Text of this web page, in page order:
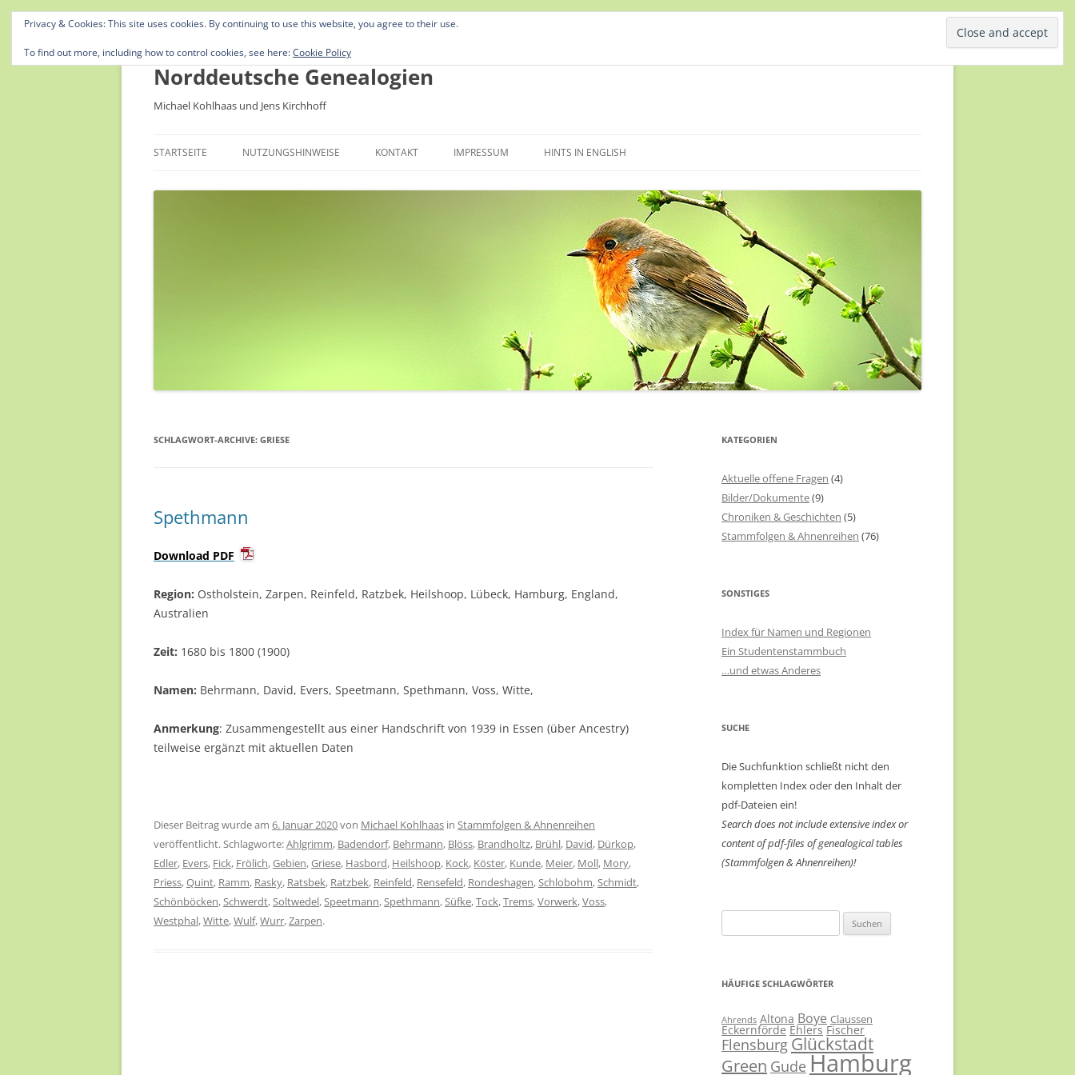
Norddeutsche Genealogien
Michael Kohlhaas und Jens Kirchhoff
Inhalt
STARTSEITE NUTZUNGSHINWEISE KONTAKT IMPRESSUM HINTS IN ENGLISH
SCHLAGWORT-ARCHIVE: GRIESE
Spethmann
Download PDF
Region: Ostholstein, Zarpen, Reinfeld, Ratzbek, Heilshoop, Lübeck, Hamburg, England,
Australien
Zeit: 1680 bis 1800 (1900)
Namen: Behrmann, David, Evers, Speetmann, Spethmann, Voss, Witte,
Anmerkung: Zusammengestellt aus einer Handschrift von 1939 in Essen (über Ancestry)
teilweise ergänzt mit aktuellen Daten
Dieser Beitrag wurde am 6. Januar 2020von Michael Kohlhaas in Stammfolgen & Ahnenreihen
veröffentlicht. Schlagworte:Ahlgrimm, Badendorf, Behrmann, Blöss, Brandholtz, Brühl, David, Dürkop,
Edler, Evers, Fick, Frölich,Gebien,Griese, Hasbord, Heilshoop, Kock, Köster, Kunde, Meier, Moll, Mory,
Priess,Quint, Ramm, Rasky, Ratsbek, Ratzbek, Reinfeld, Rensefeld, Rondeshagen,Schlobohm,Schmidt,
Schönböcken,Schwerdt,Soltwedel,Speetmann,Spethmann,Süfke,Tock,Trems,Vorwerk,Voss,
Westphal,Witte,Wulf,Wurr,Zarpen.
KATEGORIEN
Aktuelle offene Fragen (4)
Bilder/Dokumente(9)
Chroniken & Geschichten (5)
Stammfolgen & Ahnenreihen (76)
SONSTIGES
Index für Namen und Regionen
Ein Studentenstammbuch
…und etwas Anderes
SUCHE
Die Suchfunktion schließt nicht den
kompletten Index oder den Inhalt der
pdf-Dateien ein!
Search does not include extensive index or
content ofpdf-files of genealogical tables
(Stammfolgen & Ahnenreihen)!
nach:
HÄUFIGE SCHLAGWÖRTER
Ahrends Altona Boye Claussen
Eckernförde Ehlers Fischer
Flensburg Glückstadt
Green Gude Hamburg
Privacy & Cookies: This site uses cookies. By continuing to use this website, you agree to their use.
To find out more, including how to control cookies, see here:Cookie Policy